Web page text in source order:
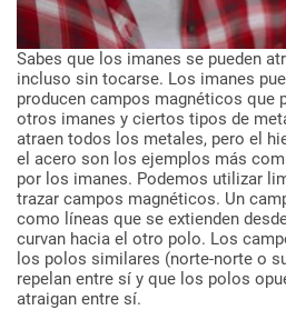
Sabes que los imanes se pueden
incluso sin tocarse. Los imanes
producen campos magnéticos que
otros imanes y ciertos tipos de
atraen todos los metales, pero el
el acero son los ejemplos más
por los imanes. Podemos utilizar
trazar campos magnéticos. Un
como líneas que se extienden
curvan hacia el otro polo. Los
los polos similares (norte-norte o
repelan entre sí y que los polos
atraigan entre sí.